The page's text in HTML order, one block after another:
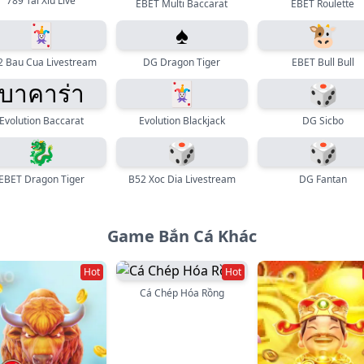
EBET Multi Baccarat EBET Roulette
🃏
Bau Cua Livestream
♠️
DG Dragon Tiger
🐮
EBET Bull Bull
าคาร่า
Baccarat
🃏
Evolution Blackjack
🎲
DG Sicbo
🐉
Dragon Tiger
🎲
B52 Xoc Dia Livestream
🎲
DG Fantan
Game Bắn Cá Khác
Hot
Cá Chép Hóa Rồng
Hot